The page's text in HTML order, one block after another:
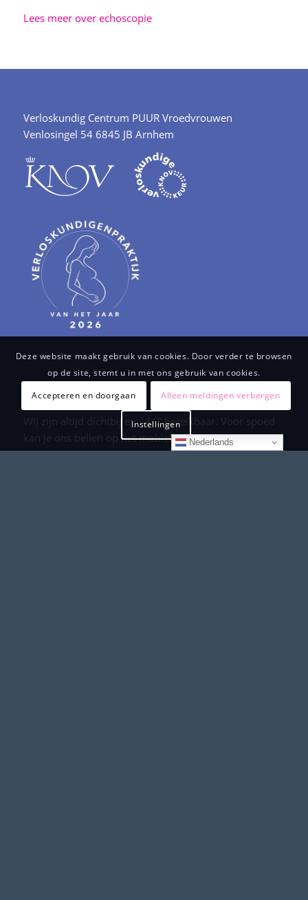
Lees meer over echoscopie
Verloskundig Centrum PUUR Vroedvrouwen
Venlosingel 54 6845 JB Arnhem
Wij zijn altijd dichtbij en 24/7 bereikbaar. Voor spoed
kan je ons bellen op het mobiele nummer van jouw
team.
Deze website maakt gebruik van cookies. Door verder te browsen
op de site, stemt u in met ons gebruik van cookies.
Accepteren en doorgaan
Alleen meldingen verbergen
Instellingen
Nederlands